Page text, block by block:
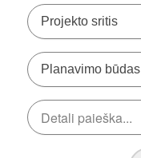
Projekto sritis
Planavimo būdas